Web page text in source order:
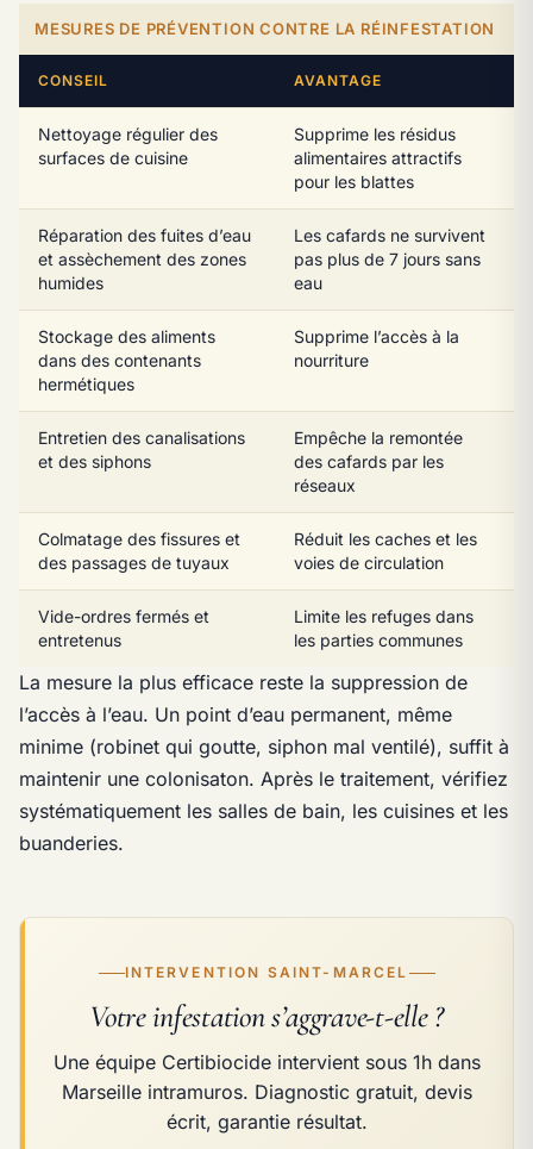
MESURES DE PRÉVENTION CONTRE LA RÉINFESTATION
CONSEIL AVANTAGE
Nettoyage régulier des
surfaces de cuisine
Supprime les résidus
alimentaires attractifs
pour les blattes
Réparation des fuites d’eau
et assèchement des zones
humides
Les cafards ne survivent
pas plus de 7 jours sans
eau
Stockage des aliments
dans des contenants
hermétiques
Supprime l’accès à la
nourriture
Entretien des canalisations
et des siphons
Empêche la remontée
des cafards par les
réseaux
Colmatage des fissures et
des passages de tuyaux
Réduit les caches et les
voies de circulation
Vide-ordres fermés et
entretenus
Limite les refuges dans
les parties communes
La mesure la plus efficace reste la suppression de
l’accès à l’eau. Un point d’eau permanent, même
minime (robinet qui goutte, siphon mal ventilé), suffit à
maintenir une colonisaton. Après le traitement, vérifiez
systématiquement les salles de bain, les cuisines et les
buanderies.
INTERVENTION SAINT-MARCEL
Votre infestation s’aggrave-t-elle ?
Une équipe Certibiocide intervient sous 1h dans
Marseille intramuros. Diagnostic gratuit, devis
écrit, garantie résultat.